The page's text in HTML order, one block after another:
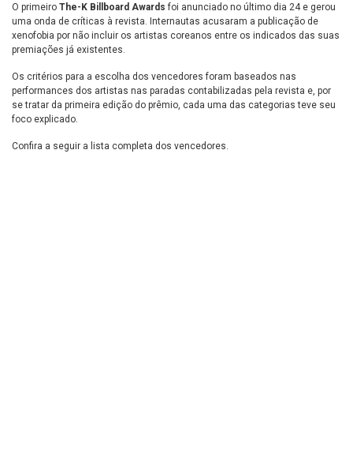
O primeiro The-K Billboard Awards foi anunciado no último dia 24 e gerou
uma onda de críticas à revista. Internautas acusaram a publicação de
xenofobia por não incluir os artistas coreanos entre os indicados das suas
premiações já existentes.
Os critérios para a escolha dos vencedores foram baseados nas
performances dos artistas nas paradas contabilizadas pela revista e, por
se tratar da primeira edição do prêmio, cada uma das categorias teve seu
foco explicado.
Confira a seguir a lista completa dos vencedores.